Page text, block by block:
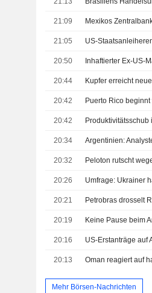
21:09 Mexikos
21:05 US-
20:50
20:44
20:42 Puerto Rico
20:42
20:34
20:32
20:26 Umfrage: Ukrainer
20:21
20:19 Keine Pause beim
20:16 US-Erstanträge auf
20:13 Oman reagiert auf
Mehr Börsen-Nachrichten